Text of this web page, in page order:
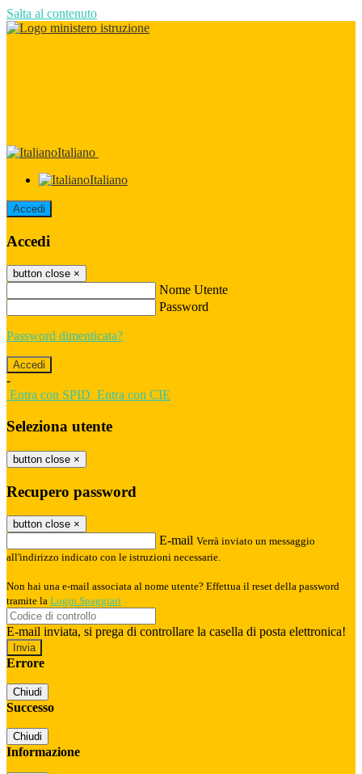
Salta al contenuto
Italiano
Italiano
Accedi
Accedi
button close ×
Nome Utente
Password
Password dimenticata?
-
Entra con SPID Entra con CIE
Seleziona utente
button close ×
Recupero password
button close ×
E-mail Verrà inviato un messaggio
all'indirizzo indicato con le istruzioni necessarie.
Non hai una e-mail associata al nome utente? Effettua il reset della password
tramite la Login Spaggiari
E-mail inviata, si prega di controllare la casella di posta elettronica!
Errore
Chiudi
Successo
Chiudi
Informazione